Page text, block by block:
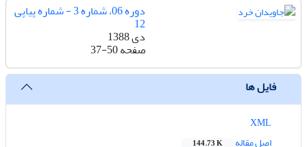
دوره 06، شماره 3 - شماره پیاپی
12
دی 1388
صفحه37-50
فایل ها
اصل مقاله
144.73 K